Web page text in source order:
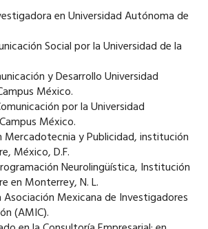
en Universidad Autónoma de
Social por la Universidad de la
y Desarrollo Universidad
México.
por la Universidad
México.
Mercadotecnia y Publicidad, institución
México, D.F.
Neurolingüística, Institución
en Monterrey, N. L.
Asociación Mexicana de Investigadores
(AMIC).